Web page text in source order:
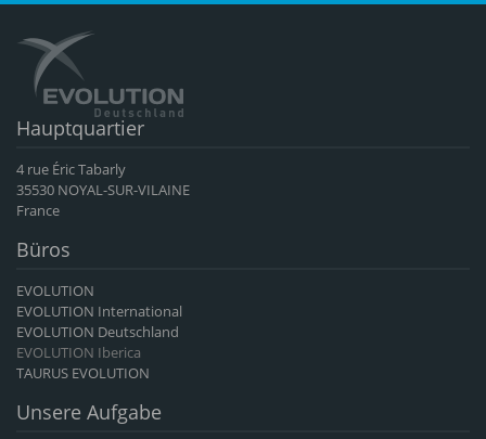
Hauptquartier
4 rue Éric Tabarly
35530 NOYAL-SUR-VILAINE
France
Büros
EVOLUTION
EVOLUTION International
EVOLUTION Deutschland
EVOLUTION Iberica
TAURUS EVOLUTION
Unsere Aufgabe